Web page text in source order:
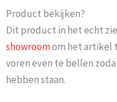
Product bekijken?
Dit product in het echt
showroomom het artikel
voren even te bellen
hebben staan.